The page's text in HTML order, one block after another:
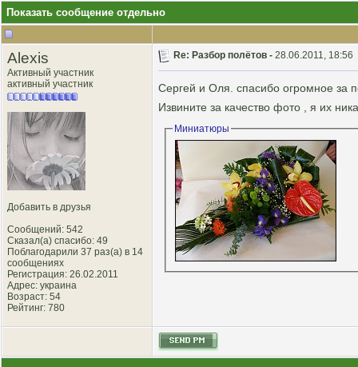
Показать сообщение отдельно
Alexis
Активный участник
активный участник
Добавить в друзья
Сообщений: 542
Сказал(а) спасибо: 49
Поблагодарили 37 раз(а) в 14
сообщениях
Регистрация: 26.02.2011
Адрес: украина
Возраст: 54
Рейтинг: 780
Re: Разбор полётов - 28.06.2011, 18:56
Сергей и Оля. спасибо огромное за
Извините за качество фото , я их
Миниатюры